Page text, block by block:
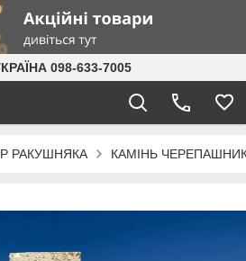
098-633-7005
РАКУШНЯКА КАМІНЬ